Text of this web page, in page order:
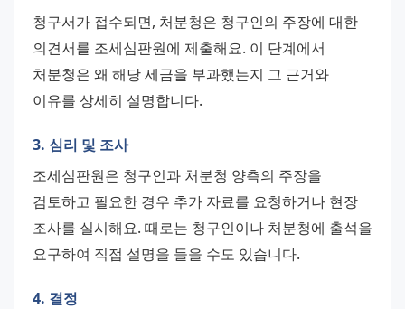
청구서가 접수되면, 처분청은 청구인의 주장에 대한
의견서를 조세심판원에 제출해요. 이 단계에서
처분청은 왜 해당 세금을 부과했는지 그 근거와
이유를 상세히 설명합니다.
3. 심리 및 조사
조세심판원은 청구인과 처분청 양측의 주장을
검토하고 필요한 경우 추가 자료를 요청하거나 현장
조사를 실시해요. 때로는 청구인이나 처분청에 출석을
요구하여 직접 설명을 들을 수도 있습니다.
4. 결정